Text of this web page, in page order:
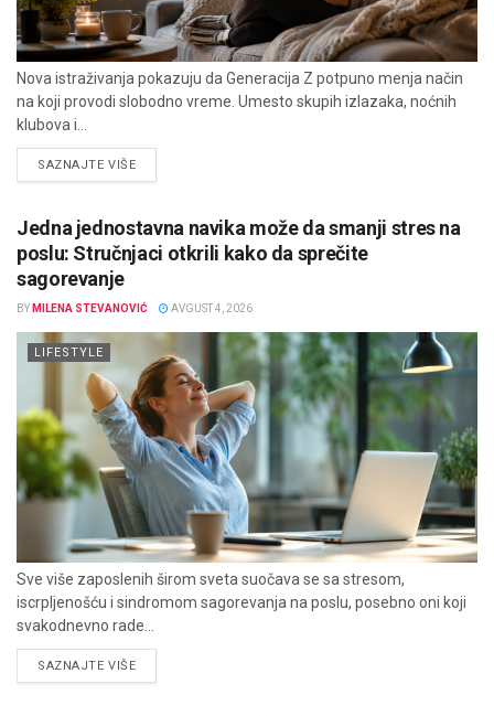
Nova istraživanja pokazuju da Generacija Z potpuno menja način
na koji provodi slobodno vreme. Umesto skupih izlazaka, noćnih
klubova i...
SAZNAJTE VIŠEDETAILS
Jedna jednostavna navika može da smanji stres na
poslu: Stručnjaci otkrili kako da sprečite
sagorevanje
BY MILENA STEVANOVIĆ AVGUST 4, 2026
LIFESTYLE
Sve više zaposlenih širom sveta suočava se sa stresom,
iscrpljenošću i sindromom sagorevanja na poslu, posebno oni koji
svakodnevno rade...
SAZNAJTE VIŠEDETAILS